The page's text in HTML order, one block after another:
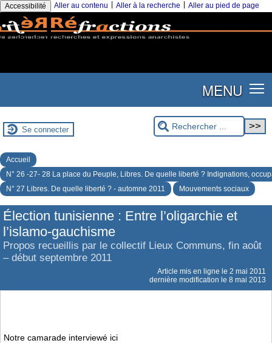
Accessibilité Aller au contenu Aller à la recherche Aller au pied de page
MENU
Se connecter
Accueil
N° 26 -27- 28 La place du Peuple, Libres. De quelle liberté ? Indignations,
N° 27 Libres. De quelle liberté ? - automne 2011
Mouvements sociaux
Élection tunisienne : Entre l’oligarchie et
l’islamo-gauchisme
Propos recueillis par le collectif Lieux Communs, fin août
– début septembre 2011
Article mis en ligne le 2 mai 2011
dernière modification le 8 mai 2013
Notre camarade interviewé ici